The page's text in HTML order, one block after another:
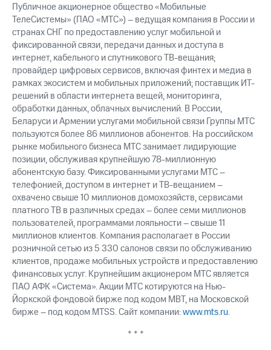
Публичное акционерное общество «Мобильные
ТелеСистемы» (ПАО «МТС») – ведущая компания в России и
странах СНГ по предоставлению услуг мобильной и
фиксированной связи, передачи данных и доступа в
интернет, кабельного и спутникового ТВ-вещания;
провайдер цифровых сервисов, включая финтех и медиа в
рамках экосистем и мобильных приложений; поставщик ИТ-
решений в области интернета вещей, мониторинга,
обработки данных, облачных вычислений. В России,
Беларуси и Армении услугами мобильной связи Группы МТС
пользуются более 86 миллионов абонентов. На российском
рынке мобильного бизнеса МТС занимает лидирующие
позиции, обслуживая крупнейшую 78-миллионную
абонентскую базу. Фиксированными услугами МТС –
телефонией, доступом в интернет и ТВ-вещанием –
охвачено свыше 10 миллионов домохозяйств, сервисами
платного ТВ в различных средах – более семи миллионов
пользователей, программами лояльности – свыше 11
миллионов клиентов. Компания располагает в России
розничной сетью из 5 330 салонов связи по обслуживанию
клиентов, продаже мобильных устройств и предоставлению
финансовых услуг. Крупнейшим акционером МТС является
ПАО АФК «Система». Акции МТС котируются на Нью-
Йоркской фондовой бирже под кодом MBT, на Московской
бирже – под кодом MTSS. Сайт компании:www.mts.ru.
* * *